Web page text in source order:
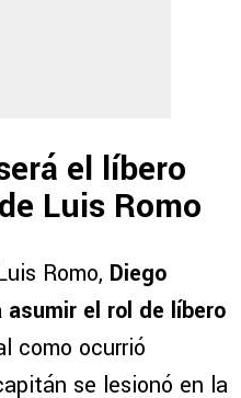
el líbero
Luis Romo
Romo, Diego
el rol de líbero
como ocurrió
se lesionó en la